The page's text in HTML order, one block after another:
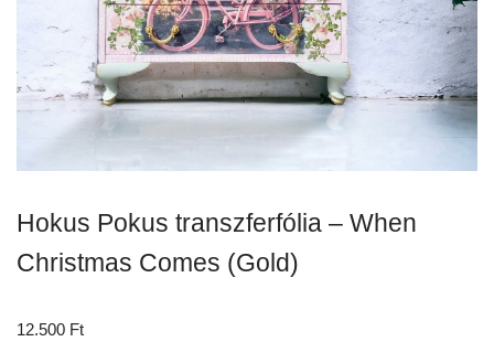
Hokus Pokus transzferfólia – When
Christmas Comes (Gold)
12.500 Ft